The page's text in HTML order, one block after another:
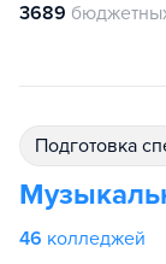
3689
подготовка
46 колледжей